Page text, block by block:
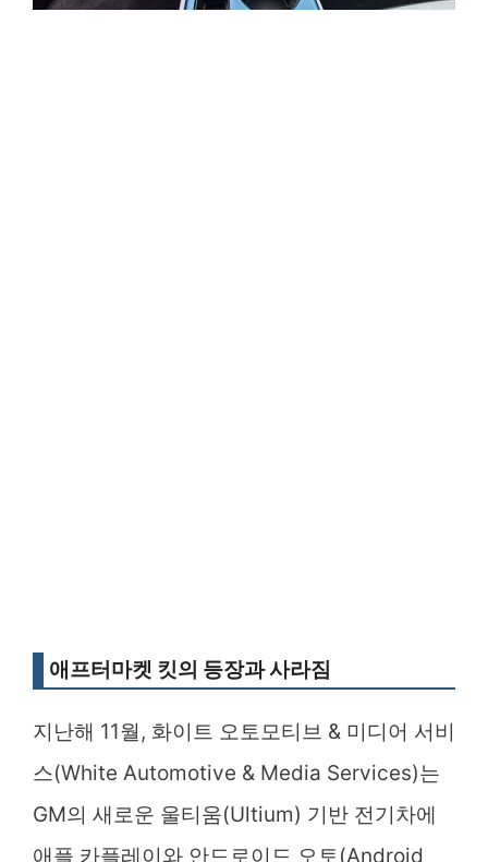
애프터마켓 킷의 등장과 사라짐
지난해 11월, 화이트 오토모티브 & 미디어 서비
스(White Automotive & Media Services)는
GM의 새로운 울티움(Ultium) 기반 전기차에
애플 카플레이와 안드로이드 오토(Android